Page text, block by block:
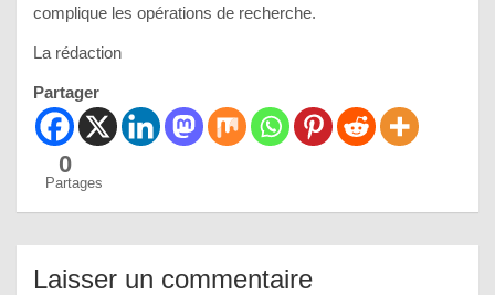
complique les opérations de recherche.
La rédaction
Partager
0
Partages
Laisser un commentaire